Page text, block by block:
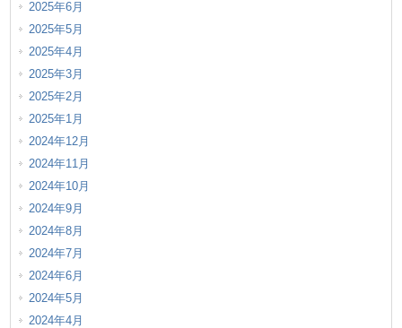
2025年6月
2025年5月
2025年4月
2025年3月
2025年2月
2025年1月
2024年12月
2024年11月
2024年10月
2024年9月
2024年8月
2024年7月
2024年6月
2024年5月
2024年4月